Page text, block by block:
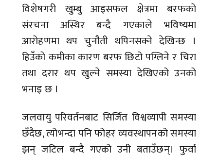
विशेषगरी खुम्बु आइसफल क्षेत्रमा बरफको
संरचना अस्थिर बन्दै गएकाले भविष्यमा
आरोहणमा थप चुनौती थपिनसक्ने देखिन्छ ।
हिउँको कमीका कारण बरफ छिटो पग्लिने र चिरा
तथा दरार थप खुल्ने समस्या देखिएको उनको
भनाइ छ ।
जलवायु परिवर्तनबाट सिर्जित विश्वव्यापी समस्या
छँदैछ, त्योभन्दा पनि फोहर व्यवस्थापनको समस्या
झन् जटिल बन्दै गएको उनी बताउँछन्। फुर्वा